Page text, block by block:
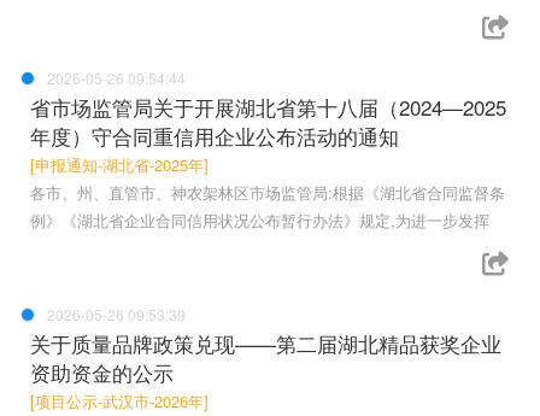
2026-05-26 09:54:44
省市场监管局关于开展湖北省第十八届（2024—2025
年度）守合同重信用企业公布活动的通知
[申报通知-湖北省-2025年]
各市、州、直管市、神农架林区市场监管局:根据《湖北省合同监督条
例》《湖北省企业合同信用状况公布暂行办法》规定,为进一步发挥
2026-05-26 09:53:39
关于质量品牌政策兑现——第二届湖北精品获奖企业
资助资金的公示
[项目公示-武汉市-2026年]